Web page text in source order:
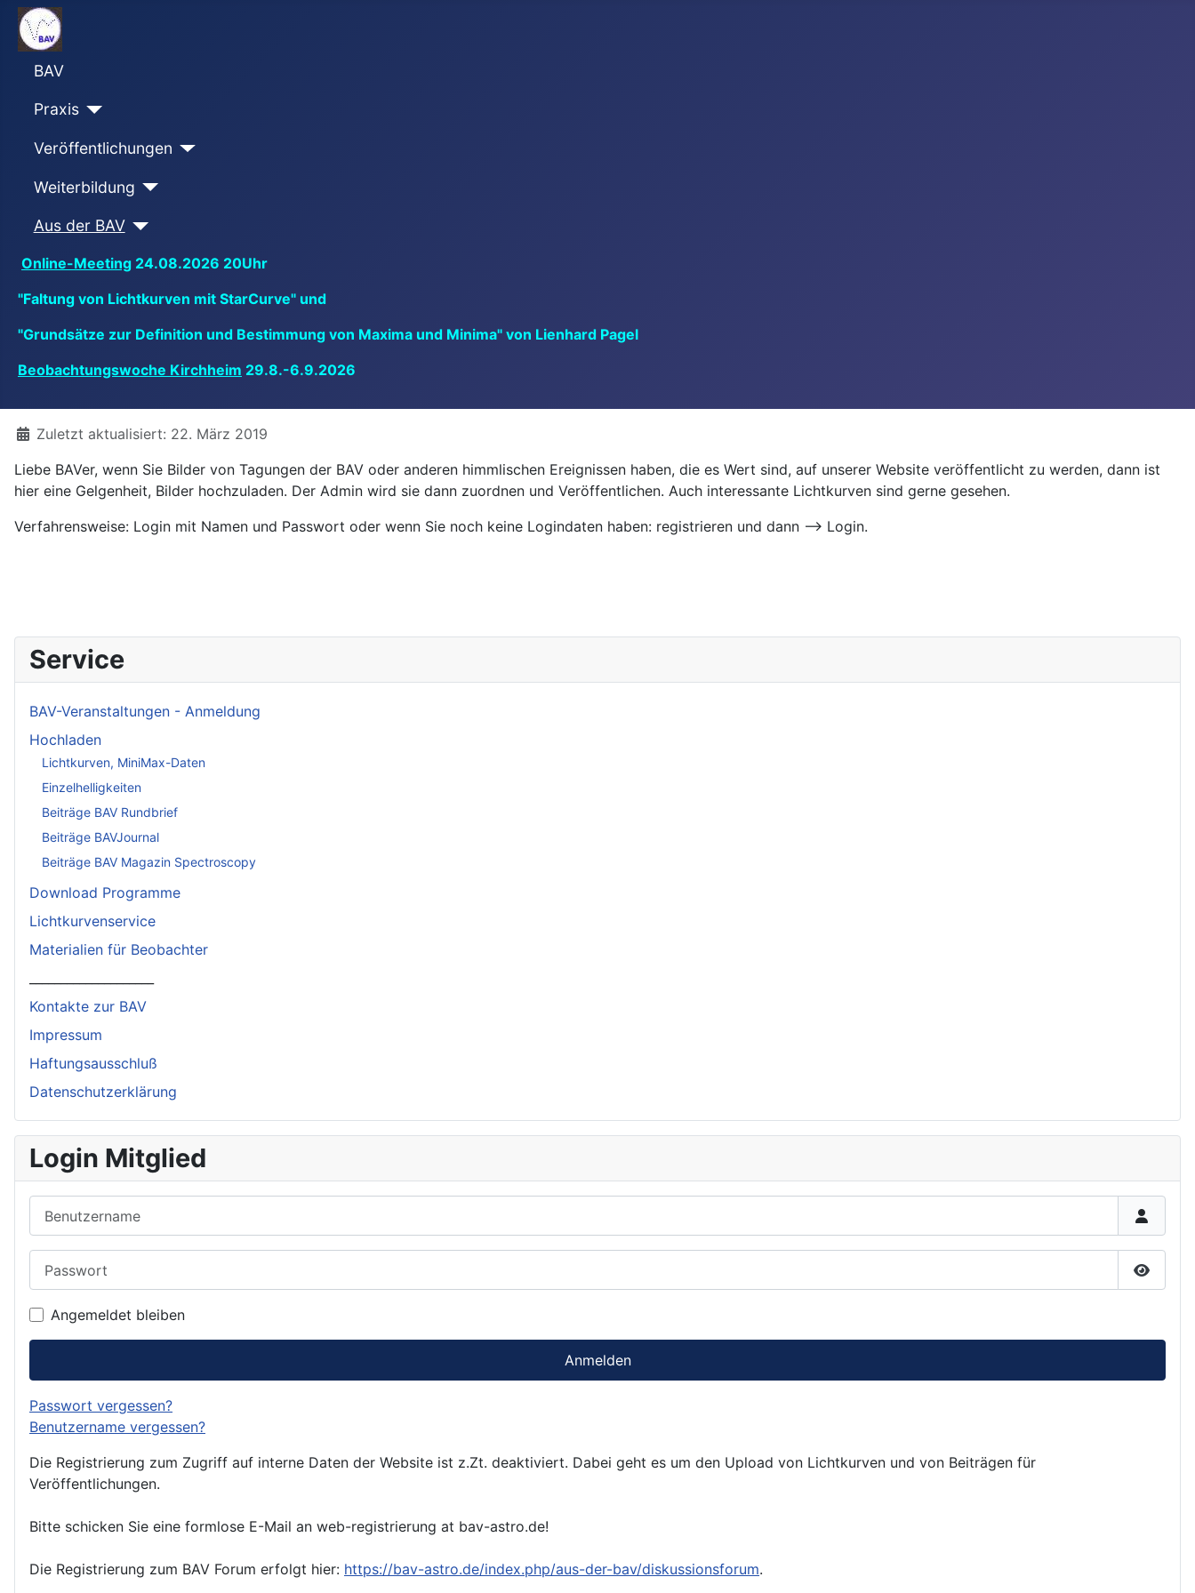
BAV
Praxis
Veröffentlichungen
Weiterbildung
Aus der BAV
Online-Meeting 24.08.2026 20Uhr
"Faltung von Lichtkurven mit StarCurve" und
"Grundsätze zur Definition und Bestimmung von Maxima und Minima" von Lienhard Pagel
Beobachtungswoche Kirchheim 29.8.-6.9.2026
DetailsZuletzt aktualisiert: 22. März 2019
Liebe BAVer, wenn Sie Bilder von Tagungen der BAV oder anderen himmlischen Ereignissen haben, die es Wert sind, auf unserer Website veröffentlicht zu werden, dann ist
hier eine Gelgenheit, Bilder hochzuladen. Der Admin wird sie dann zuordnen und Veröffentlichen. Auch interessante Lichtkurven sind gerne gesehen.
Verfahrensweise: Login mit Namen und Passwort oder wenn Sie noch keine Logindaten haben: registrieren und dann --> Login.
Service
BAV-Veranstaltungen - Anmeldung
Hochladen
Lichtkurven, MiniMax-Daten
Einzelhelligkeiten
Beiträge BAV Rundbrief
Beiträge BAVJournal
Beiträge BAV Magazin Spectroscopy
Download Programme
Lichtkurvenservice
Materialien für Beobachter
Kontakte zur BAV
Impressum
Haftungsausschluß
Datenschutzerklärung
Login Mitglied
Angemeldet bleiben
Anmelden
Passwort vergessen?
Benutzername vergessen?
Die Registrierung zum Zugriff auf interne Daten der Website ist z.Zt. deaktiviert. Dabei geht es um den Upload von Lichtkurven und von Beiträgen für
Veröffentlichungen.
Bitte schicken Sie eine formlose E-Mail an web-registrierung at bav-astro.de!
Die Registrierung zum BAV Forum erfolgt hier: https://bav-astro.de/index.php/aus-der-bav/diskussionsforum.